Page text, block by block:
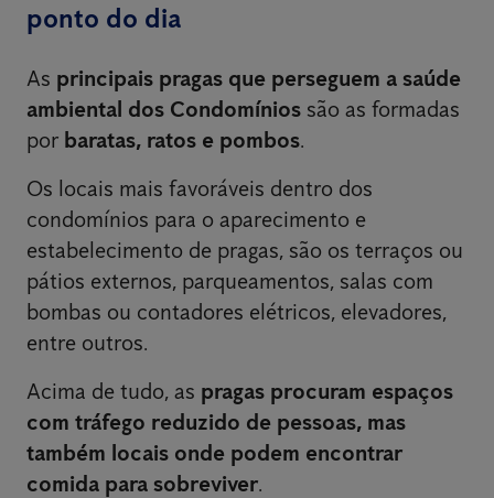
ponto do dia
As principais pragas que perseguem a saúde
ambiental dos Condomínios são as formadas
por baratas, ratos e pombos.
Os locais mais favoráveis dentro dos
condomínios para o aparecimento e
estabelecimento de pragas, são os terraços ou
pátios externos, parqueamentos, salas com
bombas ou contadores elétricos, elevadores,
entre outros.
Acima de tudo, as pragas procuram espaços
com tráfego reduzido de pessoas, mas
também locais onde podem encontrar
comida para sobreviver.